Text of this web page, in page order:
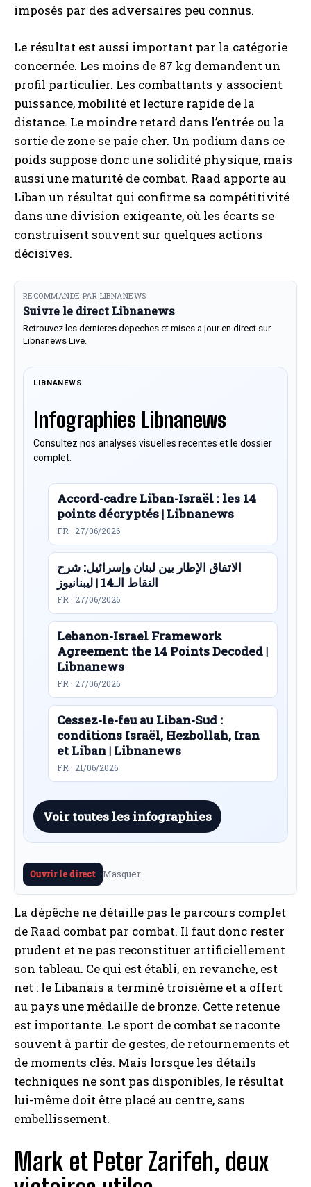
imposés par des adversaires peu connus.
Le résultat est aussi important par la catégorie
concernée. Les moins de 87 kg demandent un
profil particulier. Les combattants y associent
puissance, mobilité et lecture rapide de la
distance. Le moindre retard dans l’entrée ou la
sortie de zone se paie cher. Un podium dans ce
poids suppose donc une solidité physique, mais
aussi une maturité de combat. Raad apporte au
Liban un résultat qui confirme sa compétitivité
dans une division exigeante, où les écarts se
construisent souvent sur quelques actions
décisives.
RECOMMANDE PAR LIBNANEWS
Suivre le direct Libnanews
Retrouvez les dernieres depeches et mises a jour en direct sur
Libnanews Live.
LIBNANEWS
Infographies Libnanews
Consultez nos analyses visuelles recentes et le dossier
complet.
Accord-cadre Liban-Israël : les 14
points décryptés | Libnanews
FR · 27/06/2026
الاتفاق الإطار بين لبنان وإسرائيل: شرح
النقاط الـ14 | ليبنانيوز
FR · 27/06/2026
Lebanon-Israel Framework
Agreement: the 14 Points Decoded |
Libnanews
FR · 27/06/2026
Cessez-le-feu au Liban-Sud :
conditions Israël, Hezbollah, Iran
et Liban | Libnanews
FR · 21/06/2026
Voir toutes les infographies
Ouvrir le direct Masquer
La dépêche ne détaille pas le parcours complet
de Raad combat par combat. Il faut donc rester
prudent et ne pas reconstituer artificiellement
son tableau. Ce qui est établi, en revanche, est
net : le Libanais a terminé troisième et a offert
au pays une médaille de bronze. Cette retenue
est importante. Le sport de combat se raconte
souvent à partir de gestes, de retournements et
de moments clés. Mais lorsque les détails
techniques ne sont pas disponibles, le résultat
lui-même doit être placé au centre, sans
embellissement.
Mark et Peter Zarifeh, deux